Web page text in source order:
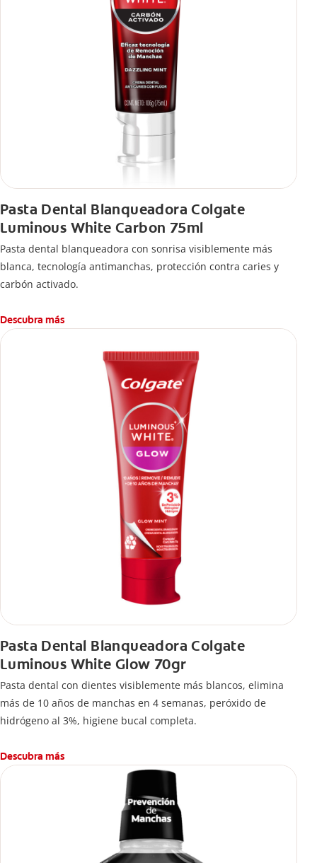
Pasta Dental Blanqueadora Colgate
Luminous White Carbon 75ml
Pasta dental blanqueadora con sonrisa visiblemente más
blanca, tecnología antimanchas, protección contra caries y
carbón activado.
Descubra más
Pasta Dental Blanqueadora Colgate
Luminous White Glow 70gr
Pasta dental con dientes visiblemente más blancos, elimina
más de 10 años de manchas en 4 semanas, peróxido de
hidrógeno al 3%, higiene bucal completa.
Descubra más